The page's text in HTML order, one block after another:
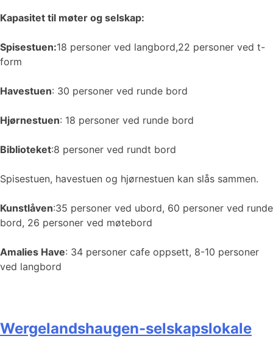
Kapasitet til møter og selskap:
Spisestuen:18 personer ved langbord,22 personer ved t-
form
Havestuen: 30 personer ved runde bord
Hjørnestuen: 18 personer ved runde bord
Biblioteket:8 personer ved rundt bord
Spisestuen, havestuen og hjørnestuen kan slås sammen.
Kunstlåven:35 personer ved ubord, 60 personer ved runde
bord, 26 personer ved møtebord
Amalies Have: 34 personer cafe oppsett, 8-10 personer
ved langbord
Wergelandshaugen-selskapslokale